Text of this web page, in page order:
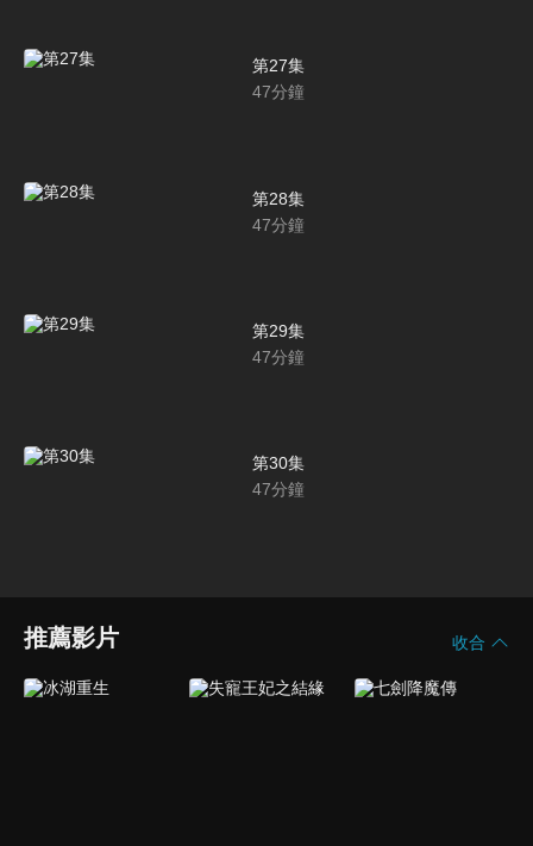
第27集
47分鐘
第28集
47分鐘
第29集
47分鐘
第30集
47分鐘
推薦影片 收合